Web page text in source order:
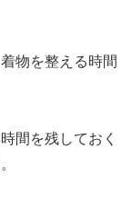
物を整える時間
間を残しておく